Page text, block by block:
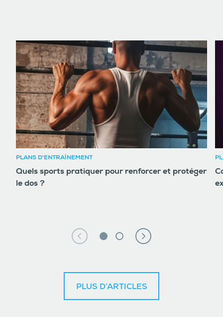
PLANS D'ENTRAÎNEMENT
Quels sports pratiquer pour renforcer et protéger
le dos ?
PLUS D’ARTICLES